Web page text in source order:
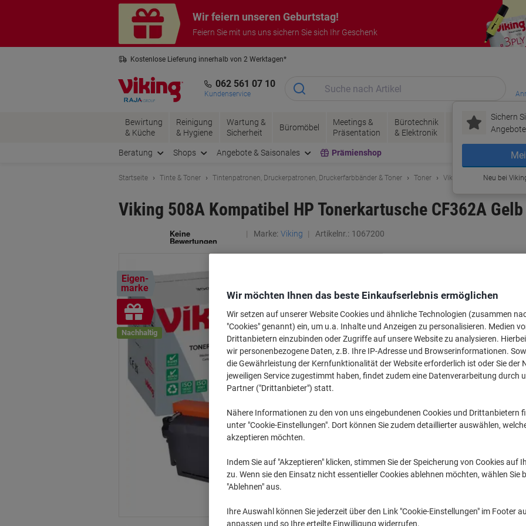
Wir feiern unseren Geburtstag!
Feiern Sie mit uns uns sichern Sie sich Ihr Geschenk
Kostenlose Lieferung innerhalb von 2 Werktagen*
062 561 07 10
Kundenservice
Sichern
Neu bei
Bewirtung
& Küche
Reinigung
& Hygiene
Wartung &
Sicherheit
Büromöbel
Meetings &
Präsentation
Bürotechnik
& Elektronik
Tinte &
Toner
Papier,
& Pakete
Beratung Shops Angebote & Saisonales Prämienshop
Startseite Tinte & Toner Tintenpatronen, Druckerpatronen, Druckerfarbbänder & Toner Toner Viking Tonerkartuschen &
Viking 508A Kompatibel HP Tonerkartusche CF362A Gelb
Marke: Viking Artikelnr.: 1067200
Eigen-
marke
Inkl.
Geschenk
Nachhaltig
Menge exkl. MwSt
1Stück CHF 134.95
2Stück CHF 129.95
CHF 124.95
Aktuell verfügbar Lieferung 2-3
Zu einer Liste
Haupteigenschaften
Wir möchten Ihnen das beste Einkaufserlebnis ermöglichen
Wir setzen auf unserer Website Cookies und ähnliche Technologien (zusammen
"Cookies" genannt) ein, um u.a. Inhalte und Anzeigen zu personalisieren. Medien
Drittanbietern einzubinden oder Zugriffe auf unsere Website zu analysieren.
wir personenbezogene Daten, z.B. Ihre IP-Adresse und Browserinformationen.
die Gewährleistung der Kernfunktionalität der Website erforderlich ist oder Sie der
jeweiligen Service zugestimmt haben, findet zudem eine Datenverarbeitung durch
Partner ("Drittanbieter") statt.
Nähere Informationen zu den von uns eingebundenen Cookies und Drittanbietern
unter "Cookie-Einstellungen". Dort können Sie zudem detaillierter auswählen,
akzeptieren möchten.
Indem Sie auf "Akzeptieren" klicken, stimmen Sie der Speicherung von Cookies auf
zu. Wenn sie den Einsatz nicht essentieller Cookies ablehnen möchten, wählen Sie
"Ablehnen" aus.
Ihre Auswahl können Sie jederzeit über den Link "Cookie-Einstellungen" im Footer
anpassen und so Ihre erteilte Einwilligung widerrufen.